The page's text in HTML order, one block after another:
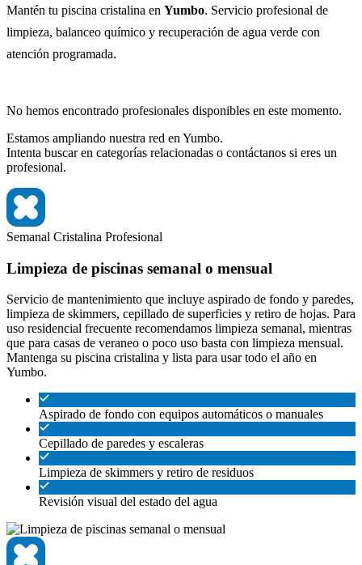
Mantén tu piscina cristalina en Yumbo. Servicio profesional de
limpieza, balanceo químico y recuperación de agua verde con
atención programada.
No hemos encontrado profesionales disponibles en este momento.
Estamos ampliando nuestra red en Yumbo.
Intenta buscar en categorías relacionadas o contáctanos si eres un
profesional.
Semanal Cristalina Profesional
Limpieza de piscinas semanal o mensual
Servicio de mantenimiento que incluye aspirado de fondo y paredes,
limpieza de skimmers, cepillado de superficies y retiro de hojas. Para
uso residencial frecuente recomendamos limpieza semanal, mientras
que para casas de veraneo o poco uso basta con limpieza mensual.
Mantenga su piscina cristalina y lista para usar todo el año en
Yumbo.
Aspirado de fondo con equipos automáticos o manuales
Cepillado de paredes y escaleras
Limpieza de skimmers y retiro de residuos
Revisión visual del estado del agua